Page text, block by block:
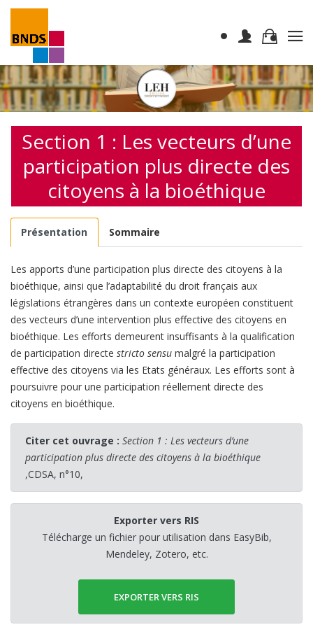
Section 1 : Les vecteurs d’une
participation plus directe des
citoyens à la bioéthique
Présentation Sommaire
Les apports d’une participation plus directe des citoyens à la
bioéthique, ainsi que l’adaptabilité du droit français aux
législations étrangères dans un contexte européen constituent
des vecteurs d’une intervention plus effective des citoyens en
bioéthique. Les efforts demeurent insuffisants à la qualification
de participation directe stricto sensu malgré la participation
effective des citoyens via les Etats généraux. Les efforts sont à
poursuivre pour une participation réellement directe des
citoyens en bioéthique.
Citer cet ouvrage : Section 1 : Les vecteurs d’une
participation plus directe des citoyens à la bioéthique
,CDSA, n°10,
Exporter vers RIS
Télécharge un fichier pour utilisation dans EasyBib,
Mendeley, Zotero, etc.
EXPORTER VERS RIS